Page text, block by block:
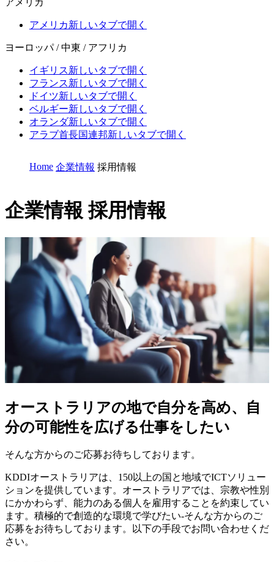
アメリカ
アメリカ新しいタブで開く
ヨーロッパ / 中東 / アフリカ
イギリス新しいタブで開く
フランス新しいタブで開く
ドイツ新しいタブで開く
ベルギー新しいタブで開く
オランダ新しいタブで開く
アラブ首長国連邦新しいタブで開く
Home 企業情報 採用情報
企業情報 採用情報
オーストラリアの地で自分を高め、自
分の可能性を広げる仕事をしたい
そんな方からのご応募お待ちしております。
KDDIオーストラリアは、150以上の国と地域でICTソリュー
ションを提供しています。オーストラリアでは、宗教や性別
にかかわらず、能力のある個人を雇用することを約束してい
ます。積極的で創造的な環境で学びたい-そんな方からのご
応募をお待ちしております。以下の手段でお問い合わせくだ
さい。